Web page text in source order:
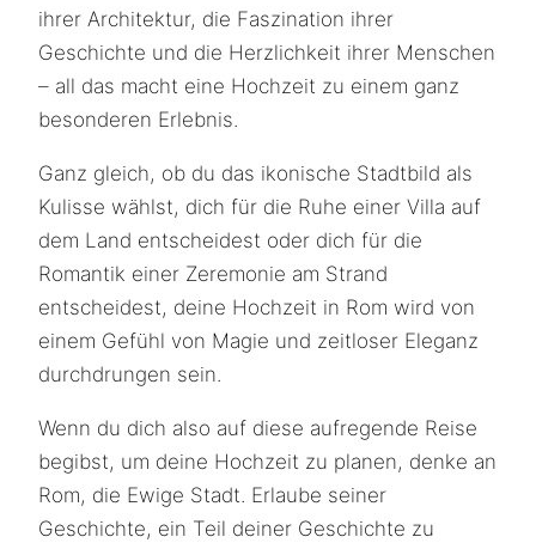
ihrer Architektur, die Faszination ihrer
Geschichte und die Herzlichkeit ihrer Menschen
– all das macht eine Hochzeit zu einem ganz
besonderen Erlebnis.
Ganz gleich, ob du das ikonische Stadtbild als
Kulisse wählst, dich für die Ruhe einer Villa auf
dem Land entscheidest oder dich für die
Romantik einer Zeremonie am Strand
entscheidest, deine Hochzeit in Rom wird von
einem Gefühl von Magie und zeitloser Eleganz
durchdrungen sein.
Wenn du dich also auf diese aufregende Reise
begibst, um deine Hochzeit zu planen, denke an
Rom, die Ewige Stadt. Erlaube seiner
Geschichte, ein Teil deiner Geschichte zu